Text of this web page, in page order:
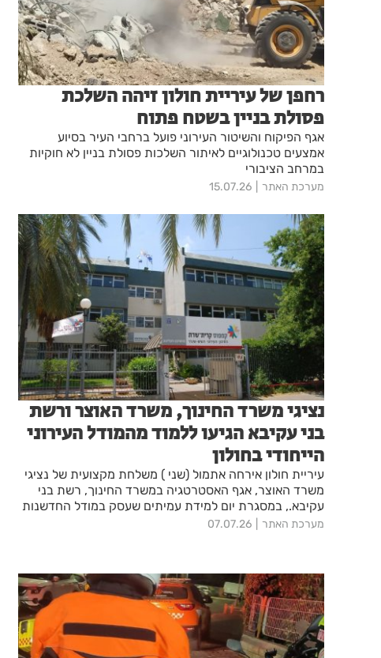
רחפן של עיריית חולון זיהה השלכת
פסולת בניין בשטח פתוח
אגף הפיקוח והשיטור העירוני פועל ברחבי העיר בסיוע
אמצעים טכנולוגיים לאיתור השלכות פסולת בניין לא חוקיות
במרחב הציבורי
מערכת האתר 15.07.26
נציגי משרד החינוך, משרד האוצר ורשת
בני עקיבא הגיעו ללמוד מהמודל העירוני
הייחודי בחולון
עיריית חולון אירחה אתמול (שני ) משלחת מקצועית של נציגי
משרד האוצר, אגף האסטרטגיה במשרד החינוך, רשת בני
עקיבא., במסגרת יום למידת עמיתים שעסק במודל החדשנות
החינוכית שמובילה העיר
מערכת האתר 07.07.26